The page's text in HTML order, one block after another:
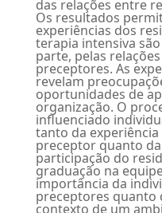
das relações entre
Os resultados
experiências dos
terapia intensiva
parte, pelas
preceptores. As
revelam
oportunidades de
organização. O
influenciado
tanto da
preceptor quanto
participação do
graduação na
importância da
preceptores quanto
contexto de um